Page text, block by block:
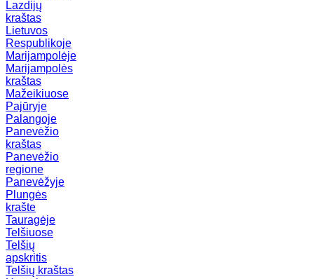
Lazdijų
kraštas
Lietuvos
Respublikoje
Marijampolėje
Marijampolės
kraštas
Mažeikiuose
Pajūryje
Palangoje
Panevėžio
kraštas
Panevėžio
regione
Panevėžyje
Plungės
krašte
Tauragėje
Telšiuose
Telšių
apskritis
Telšių kraštas